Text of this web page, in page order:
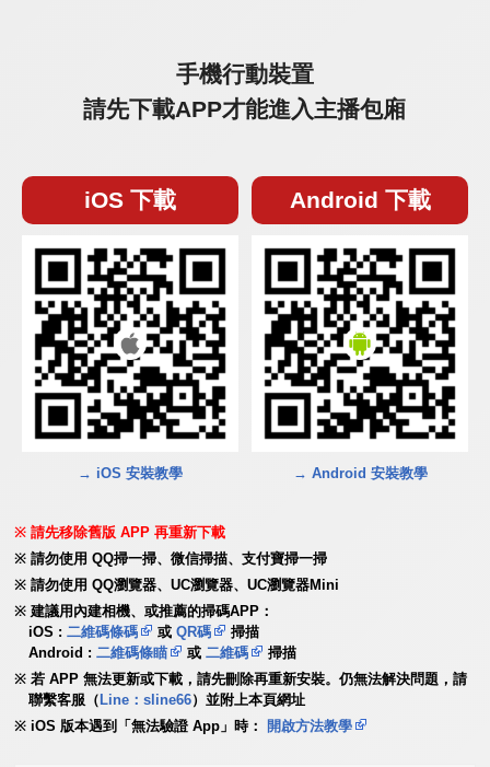
手機行動裝置
請先下載APP才能進入主播包廂
iOS 下載
→ iOS 安裝教學
Android 下載
→ Android 安裝教學
請先移除舊版 APP 再重新下載
請勿使用 QQ掃一掃、微信掃描、支付寶掃一掃
請勿使用 QQ瀏覽器、UC瀏覽器、UC瀏覽器Mini
建議用內建相機、或推薦的掃碼APP：
iOS :二維碼條碼 或QR碼
掃描
Android :二維碼條瞄 或二維碼
掃描
若 APP 無法更新或下載，請先刪除再重新安裝。仍無法解決問題，請
聯繫客服（ Line：sline66）並附上本頁網址
iOS 版本遇到「無法驗證 App」時：
開啟方法教學